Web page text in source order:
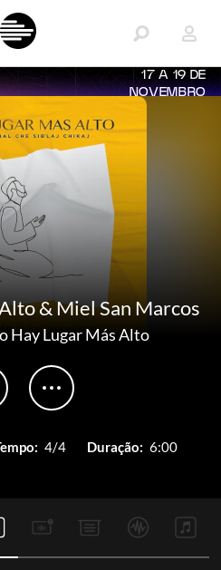
17 A 19 DE
NOVEMBRO
& Miel San Marcos
Hay Lugar Más Alto
4/4 Duração: 6:00